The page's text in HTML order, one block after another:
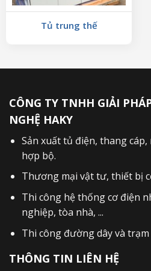
Tủ trung thế
CÔNG TY TNHH GIẢI
NGHỆ HAKY
Sản xuấttủ điện, thang cáp,
hợp bộ.
Thương mại vật tư, thiết bị
Thi công hệ thống cơ điện
nghiệp, tòa nhà, ...
Thi công đường dây và
THÔNG TIN LIÊN HỆ